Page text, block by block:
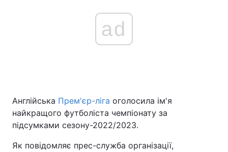
Головна Війна
ad
Англійська Прем'єр-ліга оголосила ім'я
найкращого футболіста чемпіонату за
підсумками сезону-2022/2023.
Як повідомляє прес-служба організації,